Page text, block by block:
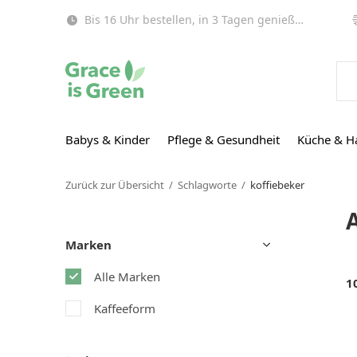
Babys & Kinder Pflege & Gesundheit Küche &
Bis 16 Uhr bestellen, in 3 Tagen genießen (EU)!
Zurück zur Übersicht Schlagworte koffiebeker
Marken
Alle Marken
Kaffeeform